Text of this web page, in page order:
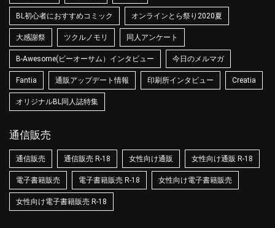
BL初心者におすすめコミック オンラインとら祭り2020夏
大感謝祭 ツクルノモリ 同人アンケート
B-Awesome(ビーオーサム）インタビュー 今日のメルマガ
Fantia 通販アップデート情報 印刷所インタビュー Creatia
オリジナルBL同人誌特集
通信販売
通信販売 通信販売 R-18 女性向け通販 女性向け通販 R-18
電子書籍販売 電子書籍販売 R-18 女性向け電子書籍販売
女性向け電子書籍販売 R-18